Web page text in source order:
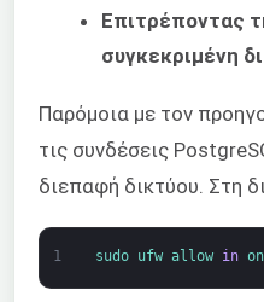
Επιτρέποντας
συγκεκριμένη
Παρόμοια με τον
τις συνδέσεις
διεπαφή δικτύου. Στη
1 sudo ufw allow in on